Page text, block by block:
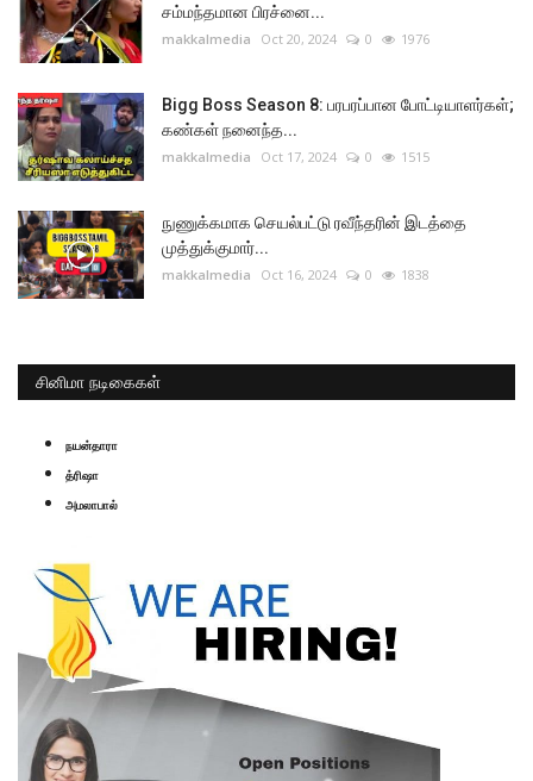
சம்மந்தமான பிரச்னை...
makkalmedia Oct 20, 2024 0 1976
Bigg Boss Season 8: பரபரப்பான போட்டியாளர்கள்;
கண்கள் நனைந்த...
makkalmedia Oct 17, 2024 0 1515
நுணுக்கமாக செயல்பட்டு ரவீந்தரின் இடத்தை
முத்துக்குமார்...
makkalmedia Oct 16, 2024 0 1838
சினிமா நடிகைகள்
நயன்தாரா
த்ரிஷா
அமலாபால்